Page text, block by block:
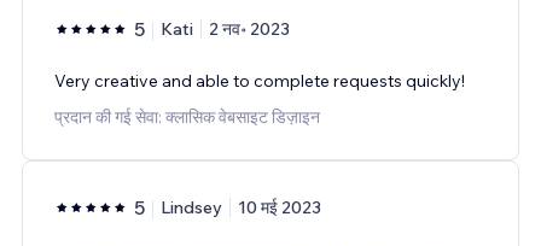
5 Kati 2 नव॰ 2023
Very creative and able to complete requests quickly!
प्रदान की गई सेवा: क्लासिक वेबसाइट डिज़ाइन
5 Lindsey 10 मई 2023